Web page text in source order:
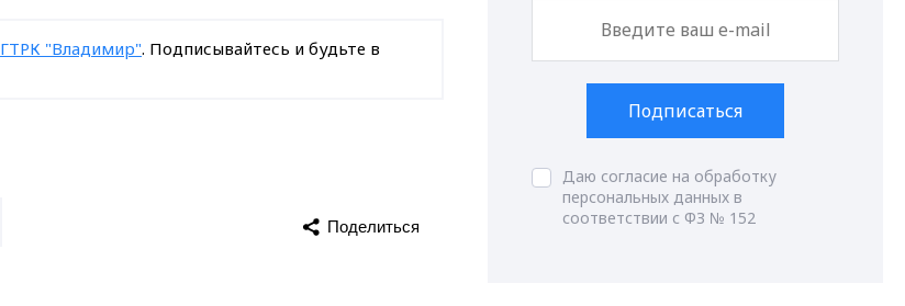
ГТРК "Владимир". Подписывайтесь и будьте в
Поделиться
Подписаться
Даю согласие на обработку
персональных данных в
соответствии с ФЗ № 152